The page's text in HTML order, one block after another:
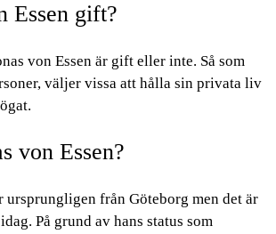
Essen gift?
von Essen är gift eller inte. Så som
väljer vissa att hålla sin privata liv
von Essen?
ursprungligen från Göteborg men det är
På grund av hans status som